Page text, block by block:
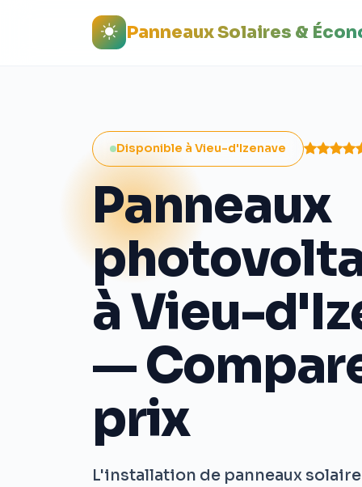
Panneaux Solaires &
Disponible à Vieu-d'Izenave
Panneaux
à Vieu-
—
prix
L'installation de panneaux